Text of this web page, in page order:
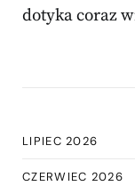
dotyka coraz
LIPIEC 2026
CZERWIEC 2026